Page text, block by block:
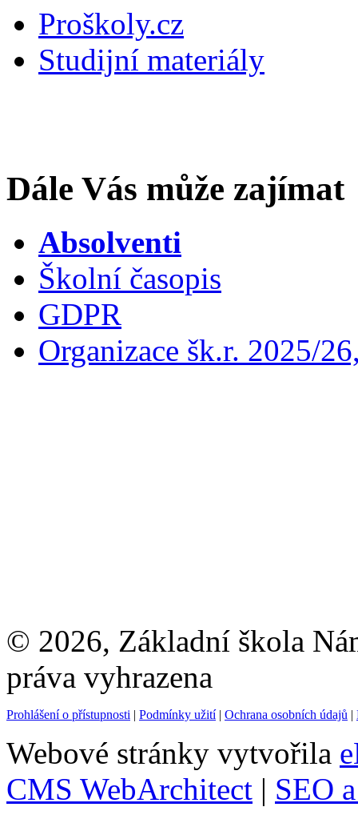
Proškoly.cz
Studijní materiály
Dále Vás může zajímat
Absolventi
Školní časopis
GDPR
Organizace šk.r. 2025/
© 2026, Základní škola
práva vyhrazena
Prohlášení o přístupnosti | Podmínky užití| Ochrana osobních údajů |
Webové stránky vytvořila
CMS WebArchitect | SEO